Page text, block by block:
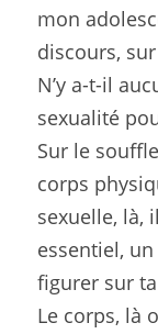
mon
discours,
N’y a-t-il
sexualité
Sur le
corps
sexuelle, là,
essentiel,
figurer sur
Le corps, là